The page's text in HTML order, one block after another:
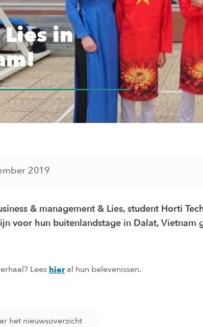
Lies in
2019
& management & Lies, student Horti
voor hun buitenlandstage in Dalat, Vietnam
Lees hieral hun belevenissen.
het nieuwsoverzicht